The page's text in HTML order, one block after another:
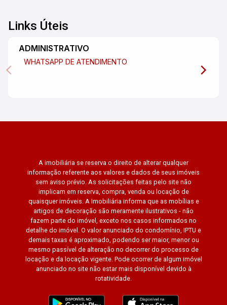
Links Úteis
ADMINISTRATIVO
WHATSAPP DE ATENDIMENTO
A imobiliária se reserva o direito de alterar qualquer
informação referente aos valores e dados de seus imóveis
sem aviso prévio. As solicitações feitas pelo site não
implicam em reserva, compra, venda ou locação de
quaisquer imóveis. A Imobiliária informa que as mobílias e
artigos de decoração são meramente ilustrativos - não
fazem parte do imóvel, exceto nos casos informados no
detalhe do imóvel. O valor anunciado do condomínio, IPTU e
demais taxas é aproximado, podendo ser maior, menor ou
mesmo passível de alteração no decorrer do processo de
locação e da locação vigente. Pode ocorrer de algum imóvel
anunciado no site não estar mais disponível devido à
rotatividade.